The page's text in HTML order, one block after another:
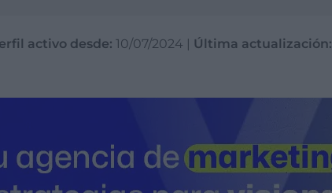
activo desde: 10/07/2024 Última actualización: